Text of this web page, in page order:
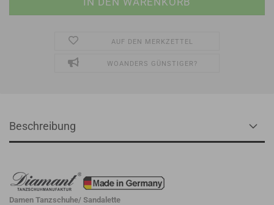
AUF DEN MERKZETTEL
WOANDERS GÜNSTIGER?
Beschreibung
Damen Tanzschuhe/ Sandalette